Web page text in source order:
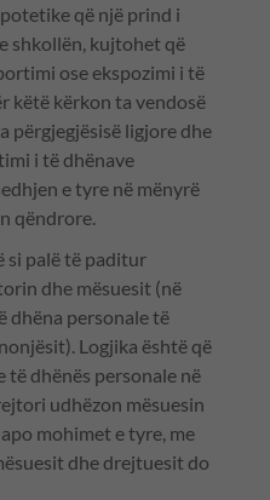
që një prind i
shkollën, kujtohet që
ose ekspozimi i të
këtë kërkon ta vendosë
përgjegjësisë ligjore dhe
i të dhënave
e tyre në mënyrë
qëndrore.
si palë të paditur
dhe mësuesit (në
dhëna personale të
Logjika është që
të dhënës personale në
udhëzon mësuesin
mohimet e tyre, me
dhe drejtuesit do